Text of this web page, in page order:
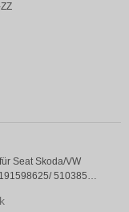
Seat Skoda/VW
510385